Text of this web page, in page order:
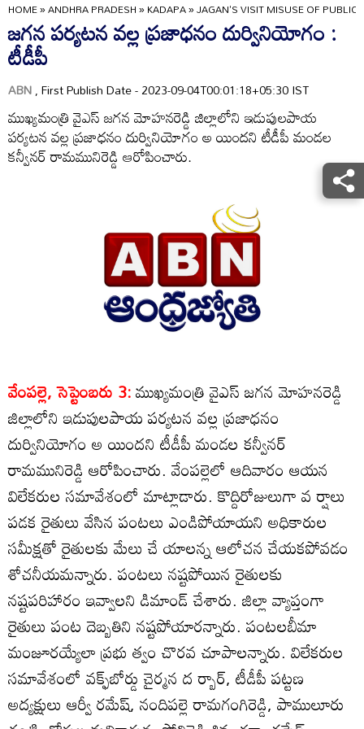
HOME»ANDHRA PRADESH»KADAPA»JAGAN'S VISIT MISUSE OF PUBLIC
జగన పర్యటన వల్ల ప్రజాధనం దుర్వినియోగం :
టీడీపీ
ABN, First Publish Date - 2023-09-04T00:01:18+05:30 IST
ముఖ్యమంత్రి వైఎస్‌ జగన మోహనరెడ్డి జిల్లాలోని ఇడుపులపాయ
పర్యటన వల్ల ప్రజాధనం దుర్వినియోగం అ యిందని టీడీపీ మండల
కన్వీనర్‌ రామమునిరెడ్డి ఆరోపించారు.
వేంపల్లె, సెప్టెంబరు 3:ముఖ్యమంత్రి వైఎస్‌ జగన మోహనరెడ్డి
జిల్లాలోని ఇడుపులపాయ పర్యటన వల్ల ప్రజాధనం
దుర్వినియోగం అ యిందని టీడీపీ మండల కన్వీనర్‌
రామమునిరెడ్డి ఆరోపించారు. వేంపల్లెలో ఆదివారం ఆయన
విలేకరుల సమావేశంలో మాట్లాడారు. కొద్దిరోజులుగా వ ర్షాలు
పడక రైతులు వేసిన పంటలు ఎండిపోయాయని అధికారుల
సమీక్షతో రైతులకు మేలు చే యాలన్న ఆలోచన చేయకపోవడం
శోచనీయమన్నారు. పంటలు నష్టపోయిన రైతులకు
నష్టపరిహారం ఇవ్వాలని డిమాండ్‌ చేశారు. జిల్లా వ్యాప్తంగా
రైతులు పంట దెబ్బతిని నష్టపోయారన్నారు. పంటలబీమా
మంజూరయ్యేలా ప్రభు త్వం చొరవ చూపాలన్నారు. విలేకరుల
సమావేశంలో వక్ఫ్‌బోర్డు చైర్మన ద ర్బార్‌, టీడీపీ పట్టణ
అద్యక్షులు ఆర్వీ రమేష్‌, నందిపల్లె రామగంగిరెడ్డి, పాములూరు